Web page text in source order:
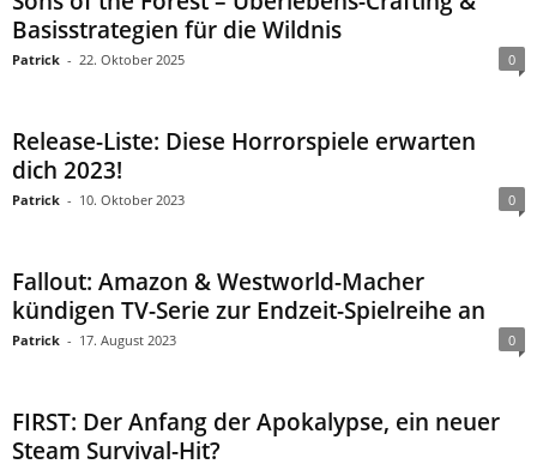
Basisstrategien für die Wildnis
Patrick - 22. Oktober 2025 0
Release-Liste: Diese Horrorspiele erwarten
dich 2023!
Patrick - 10. Oktober 2023 0
Fallout: Amazon & Westworld-Macher
kündigen TV-Serie zur Endzeit-Spielreihe an
Patrick - 17. August 2023 0
FIRST: Der Anfang der Apokalypse, ein neuer
Steam Survival-Hit?